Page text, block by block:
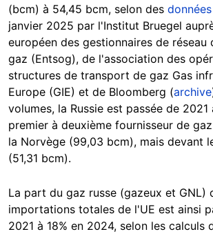
(bcm) à 54,45 bcm, selon des données
janvier 2025 par l'Institut Bruegel
européen des gestionnaires de
gaz (Entsog), de l'association des
structures de transport de gaz Gas
Europe (GIE) et de Bloomberg (archive
volumes, la Russie est passée de
premier à deuxième fournisseur de
la Norvège (99,03 bcm), mais devant
(51,31 bcm).
La part du gaz russe (gazeux et GNL)
importations totales de l'UE est ainsi
2021 à 18% en 2024, selon les calculs